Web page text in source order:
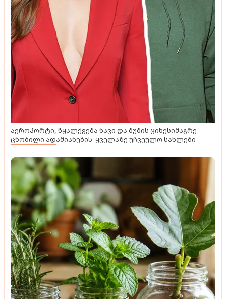
აეროპორტი, წყალქვეშა ნავი და შუშის ციხესიმაგრე -
ცნობილი ადამიანების ყველაზე უჩვეულო სახლები